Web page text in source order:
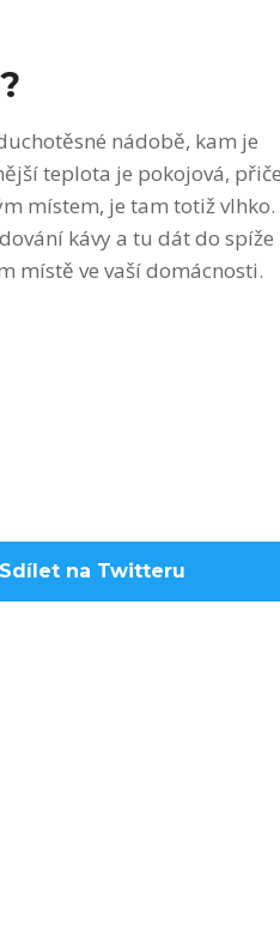
nádobě, kam je
teplota je pokojová,
místem, je tam totiž vlhko.
kávy a tu dát do spíže
místě ve vaší domácnosti.
Sdílet na Twitteru